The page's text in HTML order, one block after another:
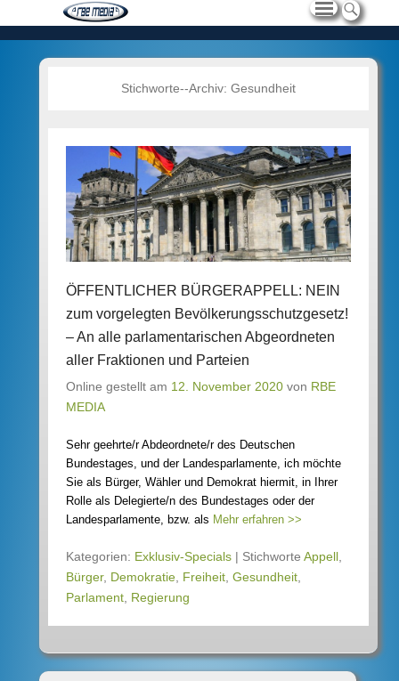
Stichworte--Archiv: Gesundheit
ÖFFENTLICHER BÜRGERAPPELL: NEIN
zum vorgelegten Bevölkerungsschutzgesetz!
– An alle parlamentarischen Abgeordneten
aller Fraktionen und Parteien
Online gestellt am 12. November 2020 von RBE
MEDIA
Sehr geehrte/r Abdeordnete/r des Deutschen
Bundestages, und der Landesparlamente, ich möchte
Sie als Bürger, Wähler und Demokrat hiermit, in Ihrer
Rolle als Delegierte/n des Bundestages oder der
Landesparlamente, bzw. als Mehr erfahren >>
Kategorien: Exklusiv-Specials | Stichworte Appell
Bürger, Demokratie Freiheit Gesundheit
Parlament Regierung